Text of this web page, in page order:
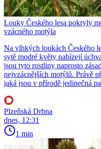
Louky Českého lesa pokryly
vzácného motýla
Na vlhkých loukách Českého
sytě modré květy nabízejí
jsou tyto rostliny naprosto
nejvzácnějších motýlů. Právě
jaká jsou v přírodě jedinečná
Plzeňská Drbna
dnes, 12:31
1 min